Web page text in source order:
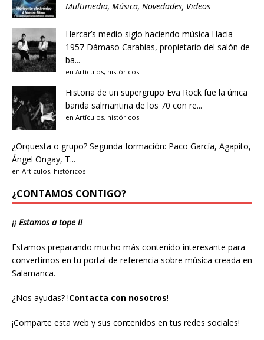
Multimedia, Música, Novedades, Videos
Hercar’s medio siglo haciendo música Hacia
1957 Dámaso Carabias, propietario del salón de
ba...
en Artículos, históricos
Historia de un supergrupo Eva Rock fue la única
banda salmantina de los 70 con re...
en Artículos, históricos
¿Orquesta o grupo? Segunda formación: Paco García, Agapito,
Ángel Ongay, T...
en Artículos, históricos
¿CONTAMOS CONTIGO?
¡¡ Estamos a tope !!
Estamos preparando mucho más contenido interesante para
convertirnos en tu portal de referencia sobre música creada en
Salamanca.
¿Nos ayudas? !Contacta con nosotros!
¡Comparte esta web y sus contenidos en tus redes sociales!